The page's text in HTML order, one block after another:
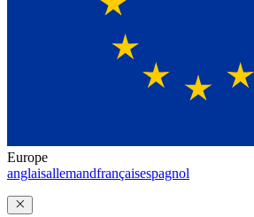
Europe
anglaisallemandfrançaisespagnol